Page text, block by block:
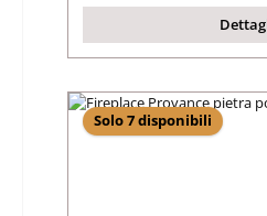
Solo 7 disponibili